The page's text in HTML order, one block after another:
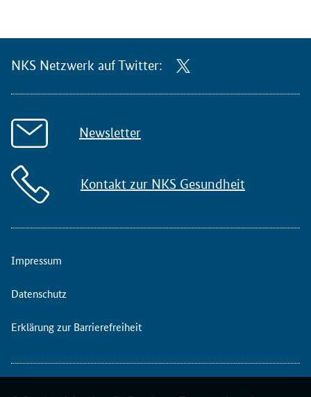
NKS Netzwerk auf Twitter:
Newsletter
Kontakt zur NKS Gesundheit
Impressum
Datenschutz
Erklärung zur Barrierefreiheit